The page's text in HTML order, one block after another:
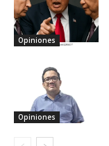
Opiniones
Opiniones